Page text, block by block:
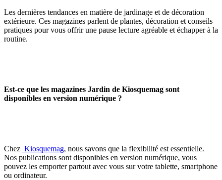
Les dernières tendances en matière de jardinage et de décoration
extérieure. Ces magazines parlent de plantes, décoration et conseils
pratiques pour vous offrir une pause lecture agréable et échapper à la
routine.
Est-ce que les magazines Jardin de Kiosquemag sont
disponibles en version numérique ?
Chez Kiosquemag, nous savons que la flexibilité est essentielle.
Nos publications sont disponibles en version numérique, vous
pouvez les emporter partout avec vous sur votre tablette, smartphone
ou ordinateur.